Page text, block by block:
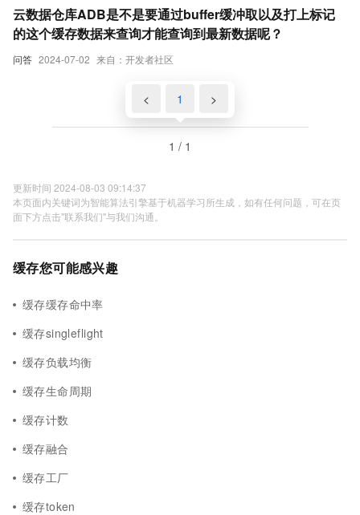
问答 2024-07-02 来自：开发者社区
云数据仓库ADB是不是要通过buffer缓冲取以及打上标记
的这个缓存数据来查询才能查询到最新数据呢？
< 1 >
1 / 1
更新时间 2024-08-03 09:14:37
本页面内关键词为智能算法引擎基于机器学习所生成，如有任何问题，可在页
面下方点击"联系我们"与我们沟通。
缓存您可能感兴趣
缓存缓存命中率
缓存singleflight
缓存负载均衡
缓存生命周期
缓存计数
缓存融合
缓存工厂
缓存token